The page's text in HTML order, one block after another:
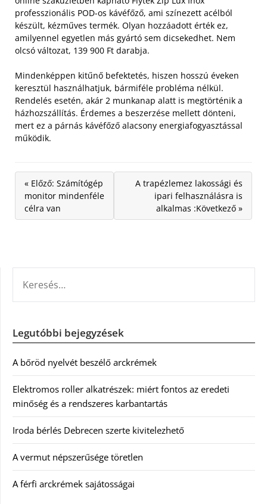
professzionális POD-os kávéfőző, ami színezett acélból
készült, kézműves termék. Olyan hozzáadott érték ez,
amilyennel egyetlen más gyártó sem dicsekedhet. Nem
olcsó változat, 139 900 Ft darabja.
Mindenképpen kitűnő befektetés, hiszen hosszú éveken
keresztül használhatjuk, bármiféle probléma nélkül.
Rendelés esetén, akár 2 munkanap alatt is megtörténik a
házhozszállítás. Érdemes a beszerzése mellett dönteni,
mert ez a párnás kávéfőző alacsony energiafogyasztással
működik.
« Előző: Számítógép
monitor mindenféle
célra van
A trapézlemez lakossági és
ipari felhasználásra is
alkalmas :Következő »
Legutóbbi bejegyzések
A bőröd nyelvét beszélő arckrémek
Elektromos roller alkatrészek: miért fontos az eredeti
minőség és a rendszeres karbantartás
Iroda bérlés Debrecen szerte kivitelezhető
A vermut népszerűsége töretlen
A férfi arckrémek sajátosságai